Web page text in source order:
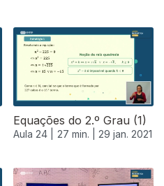
Equações do 2.º Grau (1)
Aula 24 | 27 min. | 29 jan. 2021